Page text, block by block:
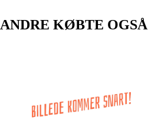
ANDRE KØBTE OGSÅ